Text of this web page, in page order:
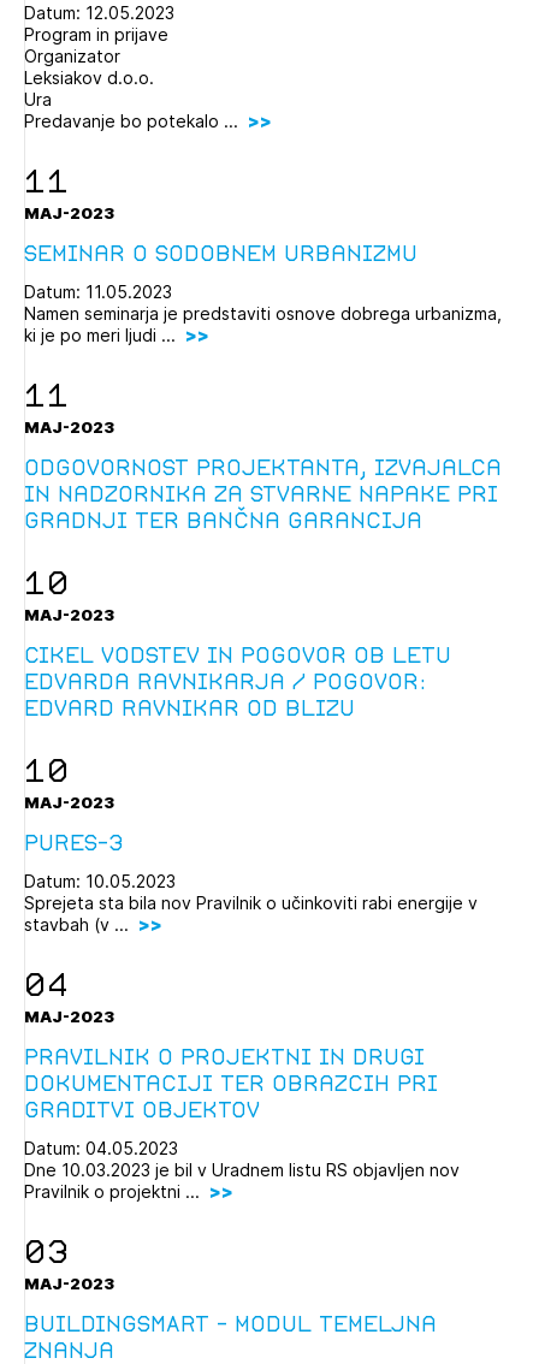
Datum: 12.05.2023
Program in prijave
Organizator
Leksiakov d.o.o.
Ura
Predavanje bo potekalo ...
11
MAJ-2023
Seminar o sodobnem urbanizmu
Datum: 11.05.2023
Namen seminarja je predstaviti osnove dobrega urbanizma,
ki je po meri ljudi ...
11
MAJ-2023
Odgovornost projektanta, izvajalca
in nadzornika za stvarne napake pri
gradnji ter bančna garancija
10
MAJ-2023
Cikel vodstev in pogovor ob letu
Edvarda Ravnikarja / Pogovor:
Edvard Ravnikar od blizu
10
MAJ-2023
PURES-3
Datum: 10.05.2023
Sprejeta sta bila nov Pravilnik o učinkoviti rabi energije v
stavbah (v ...
04
MAJ-2023
Pravilnik o projektni in drugi
dokumentaciji ter obrazcih pri
graditvi objektov
Datum: 04.05.2023
Dne 10.03.2023 je bil v Uradnem listu RS objavljen nov
Pravilnik o projektni ...
03
MAJ-2023
buildingSMART - modul Temeljna
znanja